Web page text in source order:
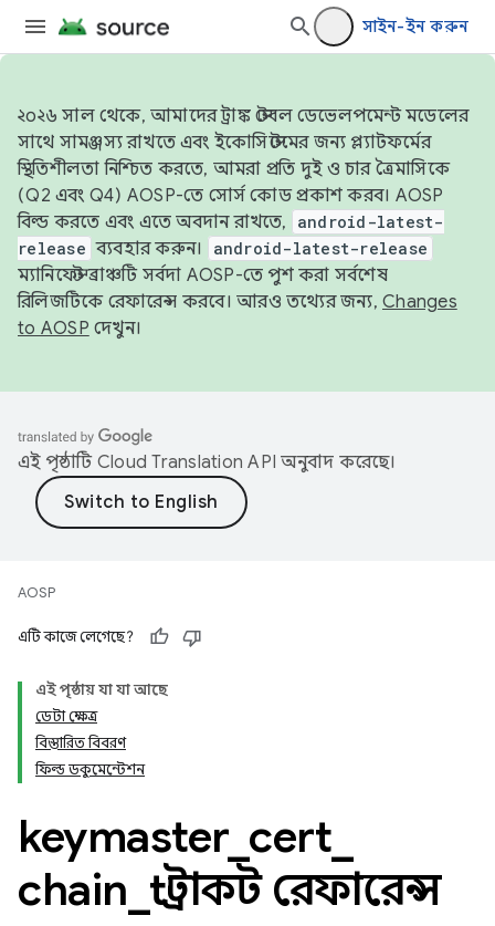
সাইন-ইন করুন
২০২৬ সাল থেকে, আমাদের ট্রাঙ্ক স্টেবল ডেভেলপমেন্ট মডেলের
সাথে সামঞ্জস্য রাখতে এবং ইকোসিস্টেমের জন্য প্ল্যাটফর্মের
স্থিতিশীলতা নিশ্চিত করতে, আমরা প্রতি দুই ও চার ত্রৈমাসিকে
(Q2 এবং Q4) AOSP-তে সোর্স কোড প্রকাশ করব। AOSP
বিল্ড করতে এবং এতে অবদান রাখতে,
android-latest-
release ব্যবহার করুন। android-latest-release
ম্যানিফেস্ট ব্রাঞ্চটি সর্বদা AOSP-তে পুশ করা সর্বশেষ
রিলিজটিকে রেফারেন্স করবে। আরও তথ্যের জন্য, Changes
to AOSP দেখুন।
এই পৃষ্ঠাটি Cloud Translation API অনুবাদ করেছে।
AOSP
এটি কাজে লেগেছে?
এই পৃষ্ঠায় যা যা আছে
ডেটা ক্ষেত্র
বিস্তারিত বিবরণ
ফিল্ড ডকুমেন্টেশন
keymaster_ cert
chain t স্ট্রাকট রেফারেন্স